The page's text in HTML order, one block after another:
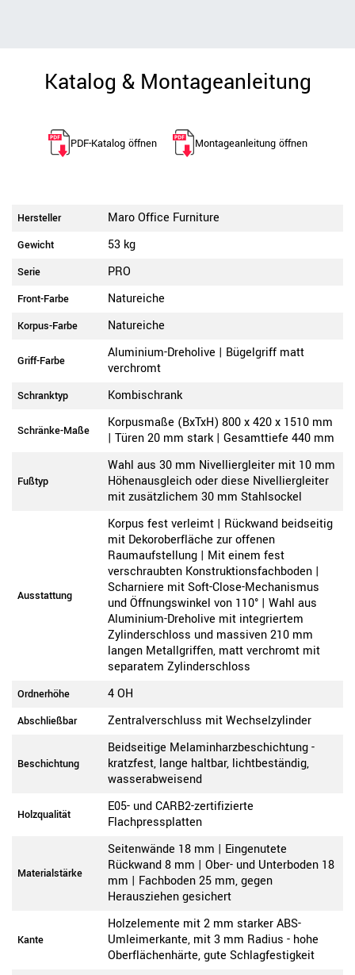
Katalog & Montageanleitung
PDF-Katalog öffnen Montageanleitung öffnen
Hersteller Maro Office Furniture
Gewicht 53 kg
Serie PRO
Front-Farbe Natureiche
Korpus-Farbe Natureiche
Griff-Farbe
Aluminium-Dreholive | Bügelgriff matt
verchromt
Schranktyp Kombischrank
Schränke-Maße
Korpusmaße (BxTxH) 800 x 420 x 1510 mm
| Türen 20 mm stark | Gesamttiefe 440 mm
Fußtyp
Wahl aus 30 mm Nivelliergleiter mit 10 mm
Höhenausgleich oder diese Nivelliergleiter
mit zusätzlichem 30 mm Stahlsockel
Ausstattung
Korpus fest verleimt | Rückwand beidseitig
mit Dekoroberfläche zur offenen
Raumaufstellung | Mit einem fest
verschraubten Konstruktionsfachboden |
Scharniere mit Soft-Close-Mechanismus
und Öffnungswinkel von 110° | Wahl aus
Aluminium-Dreholive mit integriertem
Zylinderschloss und massiven 210 mm
langen Metallgriffen, matt verchromt mit
separatem Zylinderschloss
Ordnerhöhe 4 OH
Abschließbar Zentralverschluss mit Wechselzylinder
Beschichtung
Beidseitige Melaminharzbeschichtung -
kratzfest, lange haltbar, lichtbeständig,
wasserabweisend
Holzqualität
E05- und CARB2-zertifizierte
Flachpressplatten
Materialstärke
Seitenwände 18 mm | Eingenutete
Rückwand 8 mm | Ober- und Unterboden 18
mm | Fachboden 25 mm, gegen
Herausziehen gesichert
Kante
Holzelemente mit 2 mm starker ABS-
Umleimerkante, mit 3 mm Radius - hohe
Oberflächenhärte, gute Schlagfestigkeit